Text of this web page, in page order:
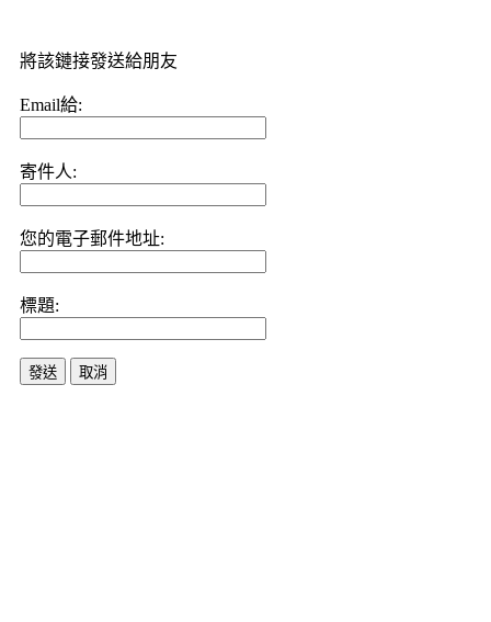
將該鏈接發送給朋友
Email給:
寄件人:
您的電子郵件地址:
標題:
發送 取消